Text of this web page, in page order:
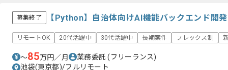
募集終了 【Python】自治体向けAI機能バックエンド開
リモートOK 20代活躍中 30代活躍中 長期案件 フレックス制
〜85万円／月 業務委託(フリーランス)
池袋(東京都)/フルリモート